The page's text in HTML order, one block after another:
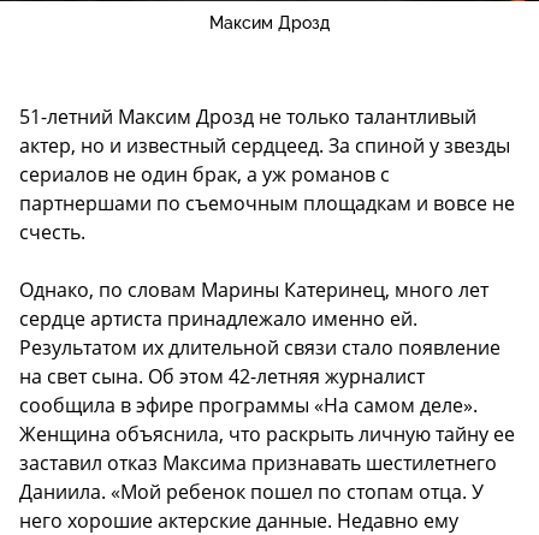
Максим Дрозд
51-летний Максим Дрозд не только талантливый
актер, но и известный сердцеед. За спиной у звезды
сериалов не один брак, а уж романов с
партнершами по съемочным площадкам и вовсе не
счесть.
Однако, по словам Марины Катеринец, много лет
сердце артиста принадлежало именно ей.
Результатом их длительной связи стало появление
на свет сына. Об этом 42-летняя журналист
сообщила в эфире программы «На самом деле».
Женщина объяснила, что раскрыть личную тайну ее
заставил отказ Максима признавать шестилетнего
Даниила. «Мой ребенок пошел по стопам отца. У
него хорошие актерские данные. Недавно ему